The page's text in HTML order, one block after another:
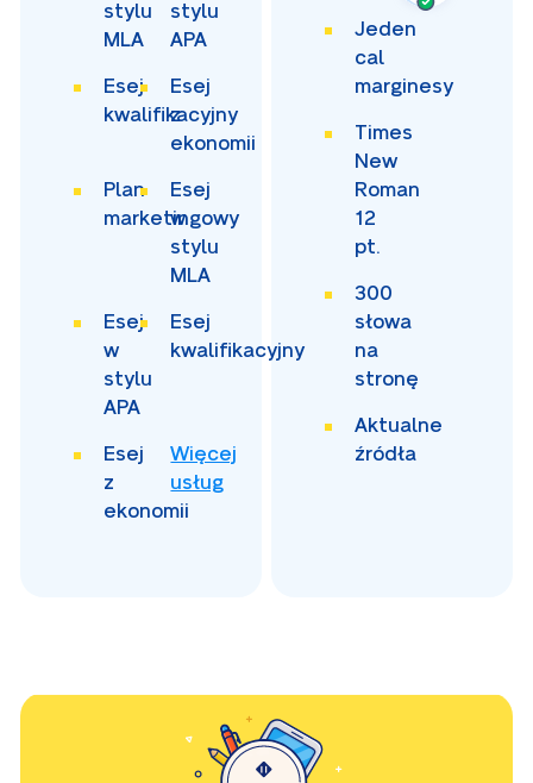
stylu
MLA
stylu
APA
Esej
kwalifikacyjny
Esej
z
ekonomii
Plan
marketingowy
Esej
w
stylu
MLA
Esej
w
stylu
APA
Esej
kwalifikacyjny
Esej
z
ekonomii
Więcej
usług
Jeden
cal
marginesy
Times
New
Roman
12
pt.
300
słowa
na
stronę
Aktualne
źródła